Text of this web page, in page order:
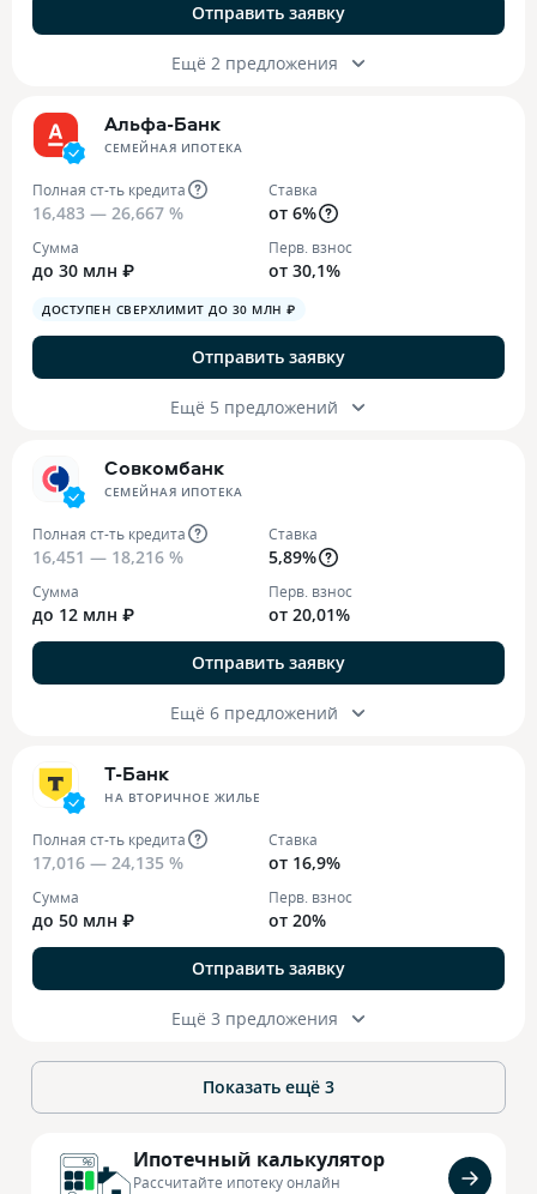
Отправить заявку
Ещё 2 предложения
Альфа-Банк
СЕМЕЙНАЯ ИПОТЕКА
Полная ст-ть кредита
16,483 — 26,667 %
Ставка
от 6%
Сумма
до 30 млн ₽
Перв. взнос
от 30,1%
ДОСТУПЕН СВЕРХЛИМИТ ДО 30 МЛН ₽
Отправить заявку
Ещё 5 предложений
Совкомбанк
СЕМЕЙНАЯ ИПОТЕКА
Полная ст-ть кредита
16,451 — 18,216 %
Ставка
5,89%
Сумма
до 12 млн ₽
Перв. взнос
от 20,01%
Отправить заявку
Ещё 6 предложений
Т-Банк
НА ВТОРИЧНОЕ ЖИЛЬЕ
Полная ст-ть кредита
17,016 — 24,135 %
Ставка
от 16,9%
Сумма
до 50 млн ₽
Перв. взнос
от 20%
Отправить заявку
Ещё 3 предложения
Показать ещё 3
Ипотечный калькулятор
Рассчитайте ипотеку онлайн